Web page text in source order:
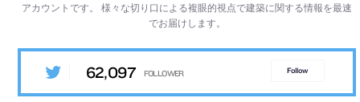
アカウントです。様々な切り口による複眼的視点で建築に関する情報を最速
でお届けします。
62,097 Follow